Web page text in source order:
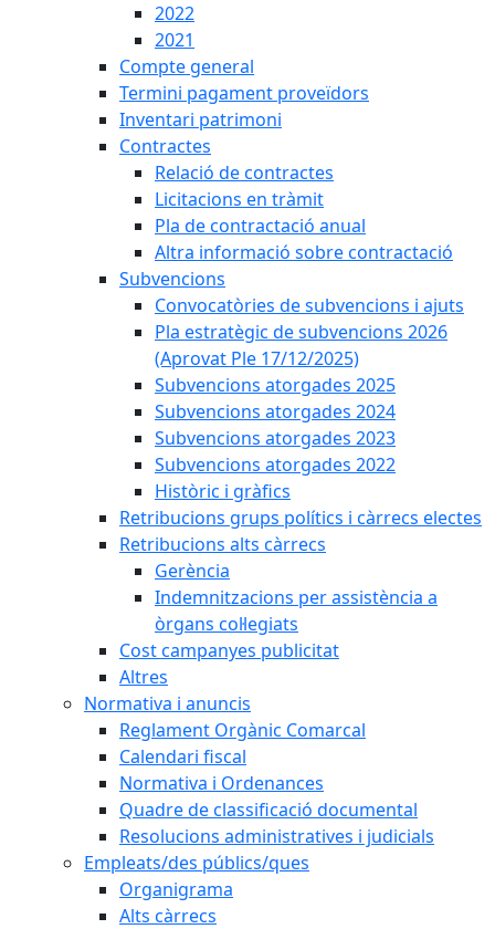
2022
2021
Compte general
Termini pagament proveïdors
Inventari patrimoni
Contractes
Relació de contractes
Licitacions en tràmit
Pla de contractació anual
Altra informació sobre contractació
Subvencions
Convocatòries de subvencions i ajuts
Pla estratègic de subvencions 2026
(Aprovat Ple 17/12/2025)
Subvencions atorgades 2025
Subvencions atorgades 2024
Subvencions atorgades 2023
Subvencions atorgades 2022
Històric i gràfics
Retribucions grups polítics i càrrecs electes
Retribucions alts càrrecs
Gerència
Indemnitzacions per assistència a
òrgans col·legiats
Cost campanyes publicitat
Altres
Normativa i anuncis
Reglament Orgànic Comarcal
Calendari fiscal
Normativa i Ordenances
Quadre de classificació documental
Resolucions administratives i judicials
Empleats/des públics/ques
Organigrama
Alts càrrecs